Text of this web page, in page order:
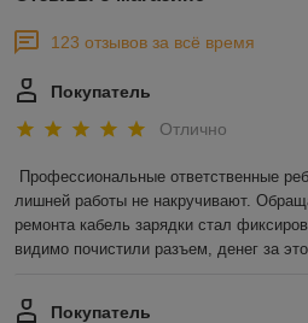
123 отзывов за всё время
Покупатель
Отлично
Профессиональные ответственные
лишней работы не накручивают.
ремонта кабель зарядки стал
видимо почистили разъем, денег за
Покупатель